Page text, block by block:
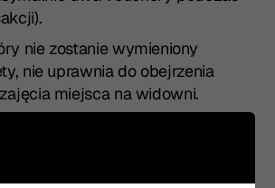
nie zostanie wymieniony
nie uprawnia do obejrzenia
miejsca na widowni.
upływie terminu ważności nie jest